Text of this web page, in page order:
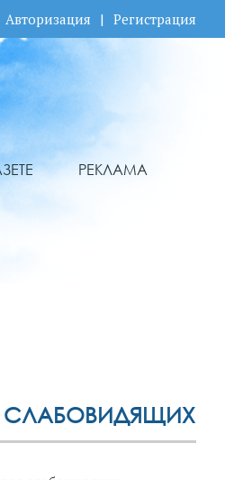
Авторизация | Регистрация
РЕКЛАМА
СЛАБОВИДЯЩИХ